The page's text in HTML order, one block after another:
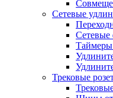
Сетевые
Сетевые
Таймеры
Трековые